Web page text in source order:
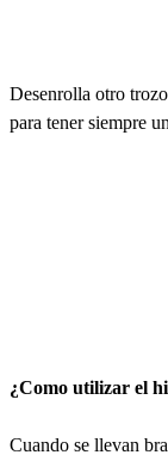
Desenrolla otro
para tener siempre
¿Como utilizar el
Cuando se llevan